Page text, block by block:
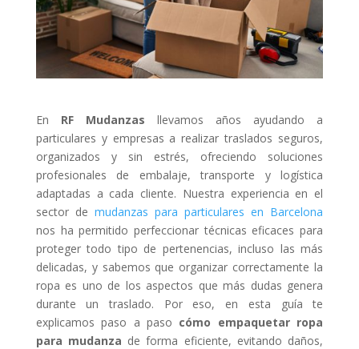
En RF Mudanzas llevamos años ayudando a
particulares y empresas a realizar traslados seguros,
organizados y sin estrés, ofreciendo soluciones
profesionales de embalaje, transporte y logística
adaptadas a cada cliente. Nuestra experiencia en el
sector de mudanzas para particulares en Barcelona
nos ha permitido perfeccionar técnicas eficaces para
proteger todo tipo de pertenencias, incluso las más
delicadas, y sabemos que organizar correctamente la
ropa es uno de los aspectos que más dudas genera
durante un traslado. Por eso, en esta guía te
explicamos paso a paso cómo empaquetar ropa
para mudanza de forma eficiente, evitando daños,